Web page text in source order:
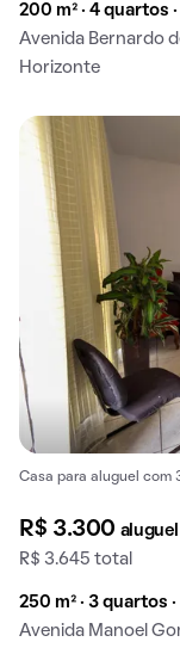
200 m² · 4 quartos
Avenida Bernardo
Horizonte
Casa para aluguel com
R$ 3.300 aluguel
R$ 3.645 total
250 m² · 3 quartos
Avenida Manoel